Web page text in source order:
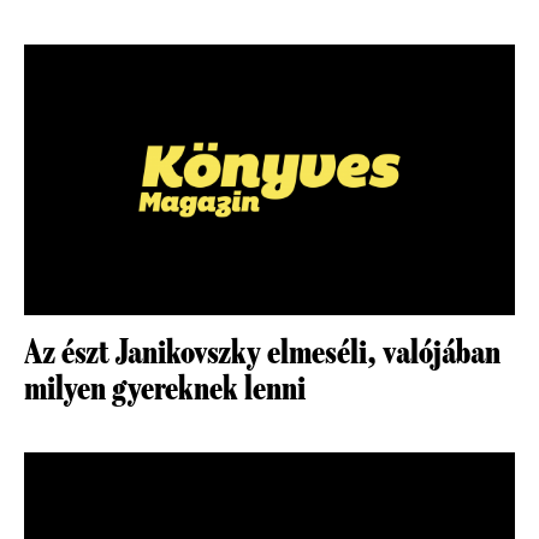
Az észt Janikovszky elmeséli, valójában
milyen gyereknek lenni